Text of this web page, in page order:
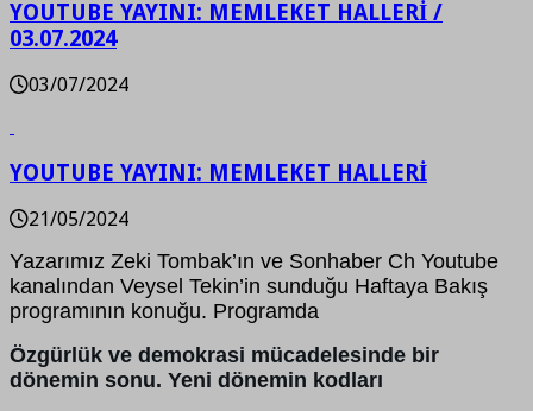
YOUTUBE YAYINI: MEMLEKET HALLERİ /
03.07.2024
03/07/2024
YOUTUBE YAYINI: MEMLEKET HALLERİ
21/05/2024
Yazarımız Zeki Tombak’ın ve Sonhaber Ch Youtube
kanalından Veysel Tekin’in sunduğu Haftaya Bakış
programının konuğu. Programda
Özgürlük ve demokrasi mücadelesinde bir
dönemin sonu. Yeni dönemin kodları